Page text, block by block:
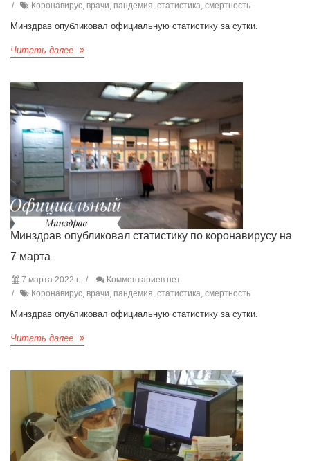
Коронавирус, врачи, пандемия, статистика, смертность
Минздрав опубликовал официальную статистику за сутки.
Читать далее
Минздрав опубликовал статистику по коронавирусу на
7 марта
7 марта 2022 г.
Комментариев нет
Коронавирус, врачи, пандемия, статистика, смертность
Минздрав опубликовал официальную статистику за сутки.
Читать далее